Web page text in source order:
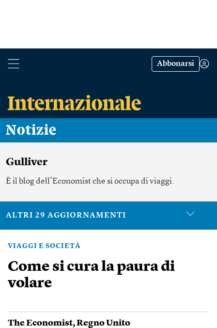
Abbonarsi
Notizie
Gulliver
È il blog dell’Economist che si occupa di viaggi.
ALTRI 29 AGGIORNAMENTI
VIAGGI E SOCIETÀ
Come si cura la paura di
volare
The Economist,Regno Unito